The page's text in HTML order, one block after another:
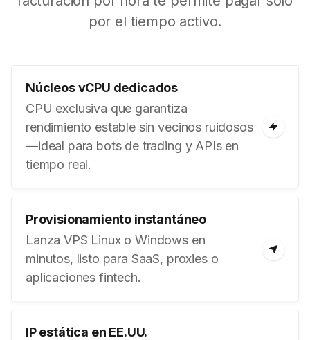
por el tiempo activo.
Núcleos vCPU dedicados
CPU exclusiva que garantiza
rendimiento estable sin vecinos ruidosos
—ideal para bots de trading y APIs en
tiempo real.
Provisionamiento instantáneo
Lanza VPS Linux o Windows en
minutos, listo para SaaS, proxies o
aplicaciones fintech.
IP estática en EE.UU.